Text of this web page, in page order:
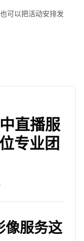
可以把活动安排发
直播服
专业团
像服务这